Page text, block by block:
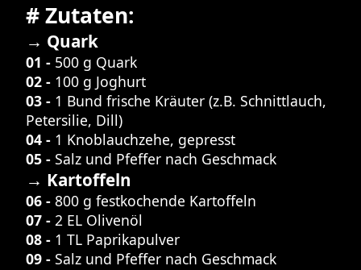
# Zutaten:
→ Quark
01 - 500 g Quark
02 - 100 g Joghurt
03 - 1 Bund frische Kräuter (z.B. Schnittlauch,
Petersilie, Dill)
04 - 1 Knoblauchzehe, gepresst
05 - Salz und Pfeffer nach Geschmack
→ Kartoffeln
06 - 800 g festkochende Kartoffeln
07 - 2 EL Olivenöl
08 - 1 TL Paprikapulver
09 - Salz und Pfeffer nach Geschmack